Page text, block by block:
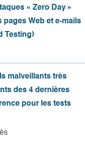
« Zero Day »
pages Web et e-mails
Testing)
malveillants très
des 4 dernières
pour les tests